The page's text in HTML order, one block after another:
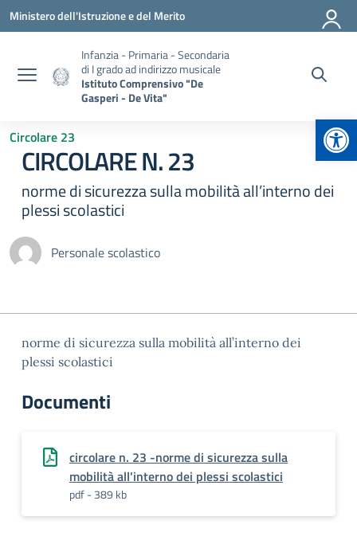
Vai ai contenuti
Vai al menu di navigazione
Vai al footer
Ministero dell'Istruzione e del Merito
Infanzia - Primaria - Secondaria
di I grado ad indirizzo musicale
Istituto Comprensivo "De
Gasperi - De Vita"
Circolare 23
CIRCOLARE N. 23
norme di sicurezza sulla mobilità all’interno dei
plessi scolastici
Personale scolastico
norme di sicurezza sulla mobilità all’interno dei
plessi scolastici
Documenti
circolare n. 23 -norme di sicurezza sulla
mobilità all'interno dei plessi scolastici
pdf - 389 kb